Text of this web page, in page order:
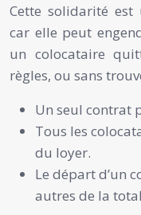
Cette solidarité
car elle peut
un colocataire
règles, ou sans
Un seul contrat
Tous les
du loyer.
Le départ d’un
autres de la